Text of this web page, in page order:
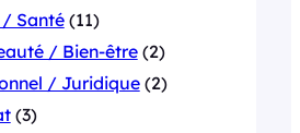
/ Santé(11)
/ Bien-être(2)
/ Juridique(2)
(3)